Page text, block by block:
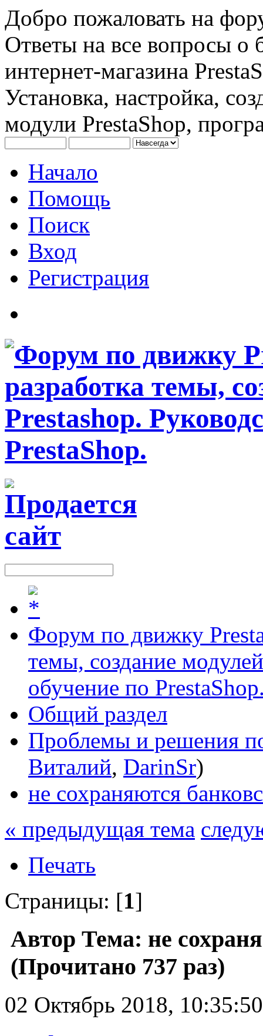
Добро пожаловать на
Ответы на все вопросы о
интернет-магазина
Установка, настройка,
модули PrestaShop,
Начало
Помощь
Поиск
Вход
Регистрация
Форум по движку
темы, создание
обучение по
Общий раздел
Проблемы и решения
Виталий, DarinSr)
не сохраняются
« предыдущая тема
Печать
Страницы: [1]
Автор Тема: не
(Прочитано 737 раз)
02 Октябрь 2018, 10:35:50